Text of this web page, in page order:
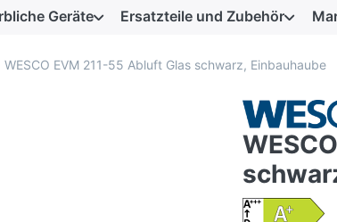
Geräte Ersatzteile und Zubehör
WESCO EVM 211-55 Abluft Glas schwarz, Einbauhaube